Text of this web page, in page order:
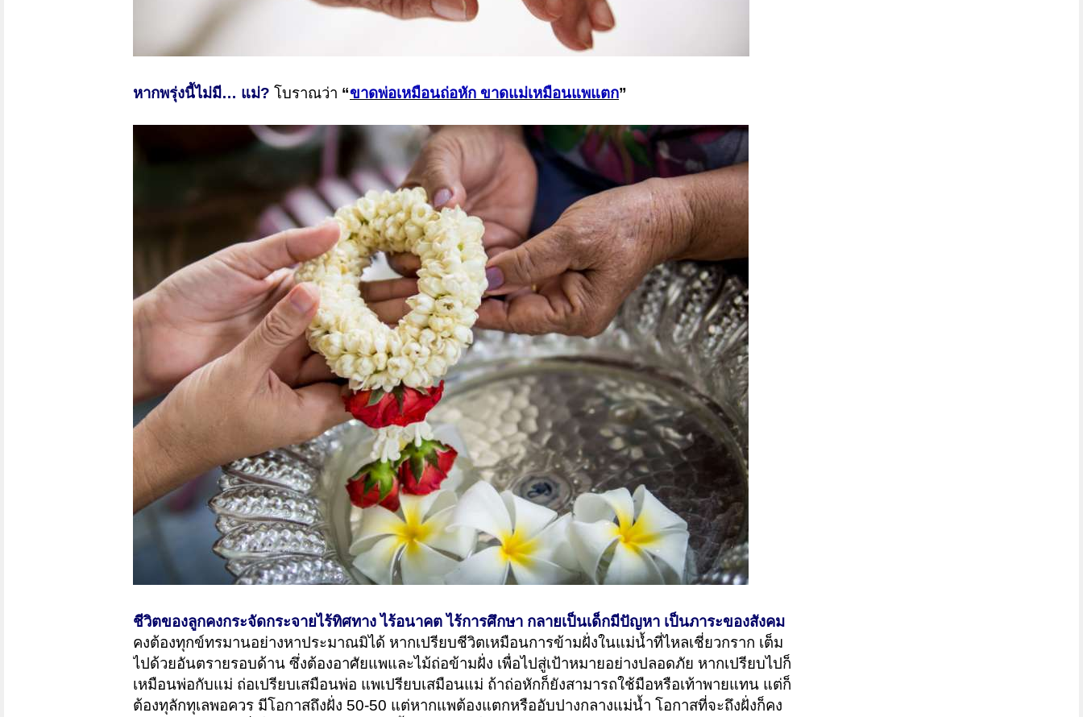
หากพรุ่งนี้ไม่มี… แม่? โบราณว่า “ขาดพ่อเหมือนถ่อหัก ขาดแม่เหมือนแพแตก”
ชีวิตของลูกคงกระจัดกระจายไร้ทิศทาง ไร้อนาคต ไร้การศึกษา กลายเป็นเด็กมีปัญหา เป็นภาระของสังคม
คงต้องทุกข์ทรมานอย่างหาประมาณมิได้ หากเปรียบชีวิตเหมือนการข้ามฝั่งในแม่น้ำที่ไหลเชี่ยวกราก เต็ม
ไปด้วยอันตรายรอบด้าน ซึ่งต้องอาศัยแพและไม้ถ่อข้ามฝั่ง เพื่อไปสู่เป้าหมายอย่างปลอดภัย หากเปรียบไปก็
เหมือนพ่อกับแม่ ถ่อเปรียบเสมือนพ่อ แพเปรียบเสมือนแม่ ถ้าถ่อหักก็ยังสามารถใช้มือหรือเท้าพายแทน แต่ก็
ต้องทุลักทุเลพอควร มีโอกาสถึงฝั่ง 50-50 แต่หากแพต้องแตกหรืออับปางกลางแม่น้ำ โอกาสที่จะถึงฝั่งก็คง